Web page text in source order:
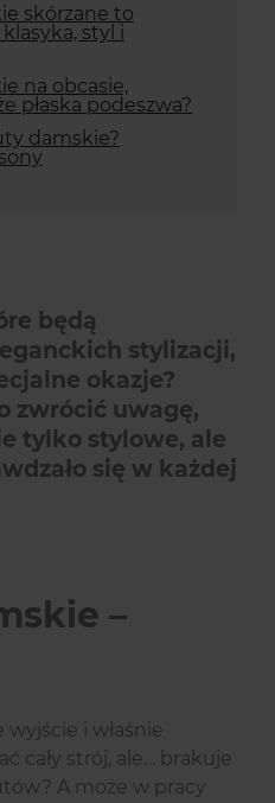
skórzane to
styl i
na obcasie,
płaska podeszwa?
damskie?
będą
stylizacji,
okazje?
zwrócić uwagę,
tylko stylowe, ale
się w każdej
–
i właśnie
cały strój, ale… brakuje
A może w pracy